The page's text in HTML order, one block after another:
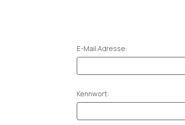
E-Mail Adresse:
Kennwort: